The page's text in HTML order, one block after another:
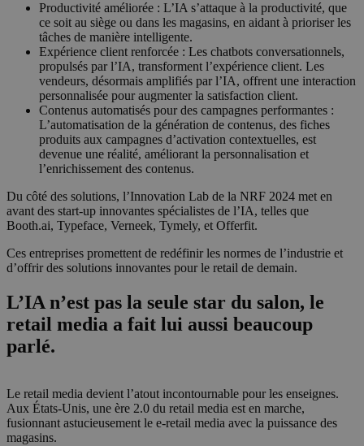
Productivité améliorée : L’IA s’attaque à la productivité, que
ce soit au siège ou dans les magasins, en aidant à prioriser les
tâches de manière intelligente.
Expérience client renforcée : Les chatbots conversationnels,
propulsés par l’IA, transforment l’expérience client. Les
vendeurs, désormais amplifiés par l’IA, offrent une interaction
personnalisée pour augmenter la satisfaction client.
Contenus automatisés pour des campagnes performantes :
L’automatisation de la génération de contenus, des fiches
produits aux campagnes d’activation contextuelles, est
devenue une réalité, améliorant la personnalisation et
l’enrichissement des contenus.
Du côté des solutions, l’Innovation Lab de la NRF 2024 met en
avant des start-up innovantes spécialistes de l’IA, telles que
Booth.ai, Typeface, Verneek, Tymely, et Offerfit.
Ces entreprises promettent de redéfinir les normes de l’industrie et
d’offrir des solutions innovantes pour le retail de demain.
L’IA n’est pas la seule star du salon, le
retail media a fait lui aussi beaucoup
parlé.
Le retail media devient l’atout incontournable pour les enseignes.
Aux États-Unis, une ère 2.0 du retail media est en marche,
fusionnant astucieusement le e-retail media avec la puissance des
magasins.